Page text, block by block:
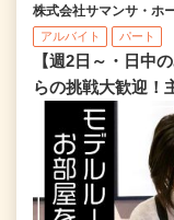
株式会社サマンサ・ホ
アルバイト パート
【週2日～・日中
らの挑戦大歓迎！